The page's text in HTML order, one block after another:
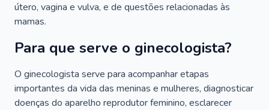
útero, vagina e vulva, e de questões relacionadas às
mamas.
Para que serve o ginecologista?
O ginecologista serve para acompanhar etapas
importantes da vida das meninas e mulheres, diagnosticar
doenças do aparelho reprodutor feminino, esclarecer